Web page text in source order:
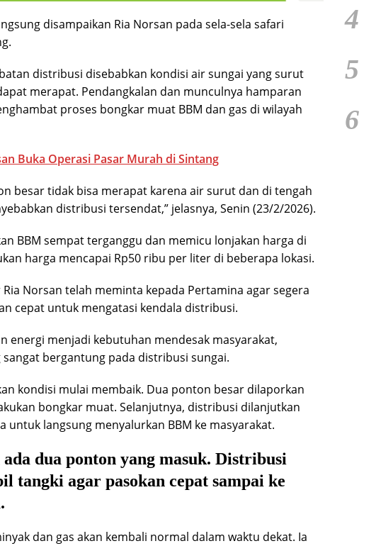
disampaikan Ria Norsan pada sela-sela safari
distribusi disebabkan kondisi air sungai yang surut
merapat. Pendangkalan dan munculnya hamparan
proses bongkar muat BBM dan gas di wilayah
Buka Operasi Pasar Murah di Sintang
besar tidak bisa merapat karena air surut dan di tengah
distribusi tersendat,” jelasnya, Senin (23/2/2026).
BBM sempat terganggu dan memicu lonjakan harga di
harga mencapai Rp50 ribu per liter di beberapa lokasi.
Norsan telah meminta kepada Pertamina agar segera
cepat untuk mengatasi kendala distribusi.
energi menjadi kebutuhan mendesak masyarakat,
bergantung pada distribusi sungai.
kondisi mulai membaik. Dua ponton besar dilaporkan
bongkar muat. Selanjutnya, distribusi dilanjutkan
untuk langsung menyalurkan BBM ke masyarakat.
dua ponton yang masuk. Distribusi
tangki agar pasokan cepat sampai ke
dan gas akan kembali normal dalam waktu dekat. Ia
4
5
6